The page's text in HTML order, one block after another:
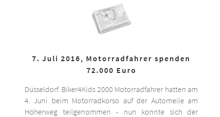
7. Juli 2016, Motorradfahrer spenden
72.000 Euro
Düsseldorf. Biker4Kids 2000 Motorradfahrer hatten am
4. Juni beim Motorradkorso auf der Automeile am
Höherweg teilgenommen - nun konnte sich der